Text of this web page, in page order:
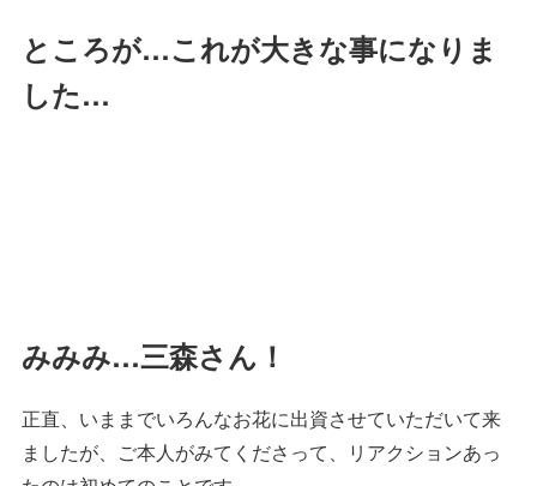
ところが…これが大きな事になりま
した…
みみみ…三森さん！
正直、いままでいろんなお花に出資させていただいて来
ましたが、ご本人がみてくださって、リアクションあっ